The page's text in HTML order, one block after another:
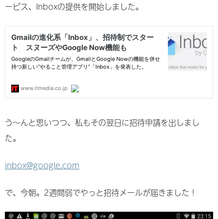
ービス、Inboxの提供を開始しました。
う～んと思いつつ、私もその翌日に招待申請を出しまし
た。
inbox@google.com
で、今朝。2週間弱でやっと招待メールが届きました！